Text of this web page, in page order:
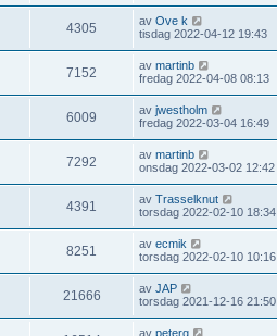
4305 av Ove k
tisdag 2022-04-12 19:43
7152 av martinb
fredag 2022-04-08 08:13
6009 av jwestholm
fredag 2022-03-04 16:49
7292 av martinb
onsdag 2022-03-02 12:42
4391 av Trasselknut
torsdag 2022-02-10 18:34
8251 av ecmik
torsdag 2022-02-10 10:16
21666 av JAP
torsdag 2021-12-16 21:50
av peterg